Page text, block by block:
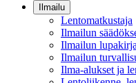
Ilmailu
Lentomatkustaja
Ilmailun
Ilmailun
Ilmailun
Ilma-alukset ja